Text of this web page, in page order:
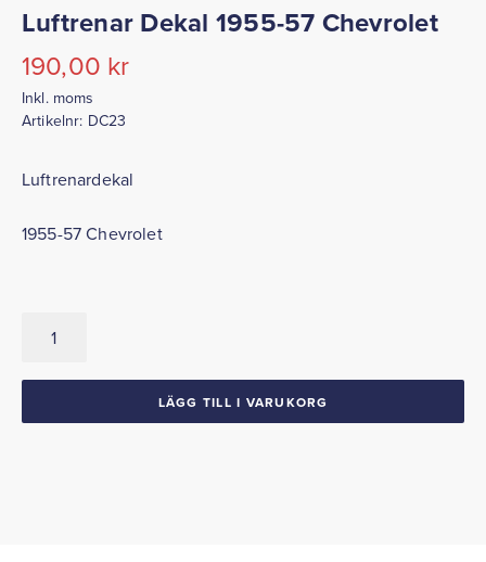
Luftrenar Dekal 1955-57 Chevrolet
190,00 kr
Inkl. moms
Artikelnr: DC23
Luftrenardekal
1955-57 Chevrolet
Dekal
LÄGG TILL I VARUKORG